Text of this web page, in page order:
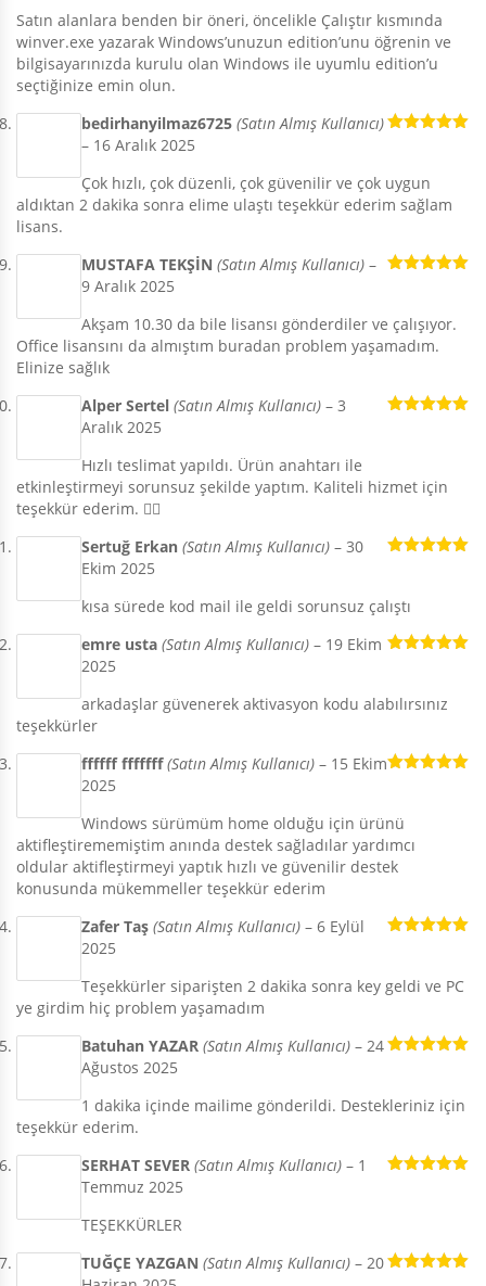
Satın alanlara benden bir öneri, öncelikle Çalıştır kısmında
winver.exe yazarak Windows’unuzun edition’unu öğrenin ve
bilgisayarınızda kurulu olan Windows ile uyumlu edition’u
seçtiğinize emin olun.
bedirhanyilmaz6725 (Satın Almış Kullanıcı)
– 16 Aralık 2025
Çok hızlı, çok düzenli, çok güvenilir ve çok uygun
aldıktan 2 dakika sonra elime ulaştı teşekkür ederim sağlam
lisans.
MUSTAFA TEKŞİN (Satın Almış Kullanıcı) –
9 Aralık 2025
Akşam 10.30 da bile lisansı gönderdiler ve çalışıyor.
Office lisansını da almıştım buradan problem yaşamadım.
Elinize sağlık
Alper Sertel (Satın Almış Kullanıcı) – 3
Aralık 2025
Hızlı teslimat yapıldı. Ürün anahtarı ile
etkinleştirmeyi sorunsuz şekilde yaptım. Kaliteli hizmet için
teşekkür ederim. 🙋‍♂️
Sertuğ Erkan (Satın Almış Kullanıcı) – 30
Ekim 2025
kısa sürede kod mail ile geldi sorunsuz çalıştı
emre usta (Satın Almış Kullanıcı) – 19 Ekim
2025
arkadaşlar güvenerek aktivasyon kodu alabılırsınız
teşekkürler
ffffff fffffff(Satın Almış Kullanıcı) – 15 Ekim
2025
Windows sürümüm home olduğu için ürünü
aktifleştirememiştim anında destek sağladılar yardımcı
oldular aktifleştirmeyi yaptık hızlı ve güvenilir destek
konusunda mükemmeller teşekkür ederim
Zafer Taş (Satın Almış Kullanıcı) – 6 Eylül
2025
Teşekkürler siparişten 2 dakika sonra key geldi ve PC
ye girdim hiç problem yaşamadım
Batuhan YAZAR (Satın Almış Kullanıcı) – 24
Ağustos 2025
1 dakika içinde mailime gönderildi. Destekleriniz için
teşekkür ederim.
SERHAT SEVER (Satın Almış Kullanıcı) – 1
Temmuz 2025
TEŞEKKÜRLER
TUĞÇE YAZGAN (Satın Almış Kullanıcı) – 20